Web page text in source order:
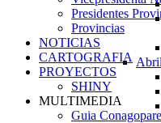
Abril
Presidentes
Provincias
NOTICIAS
CARTOGRAFIA
PROYECTOS
SHINY
MULTIMEDIA
Guia Conagopare